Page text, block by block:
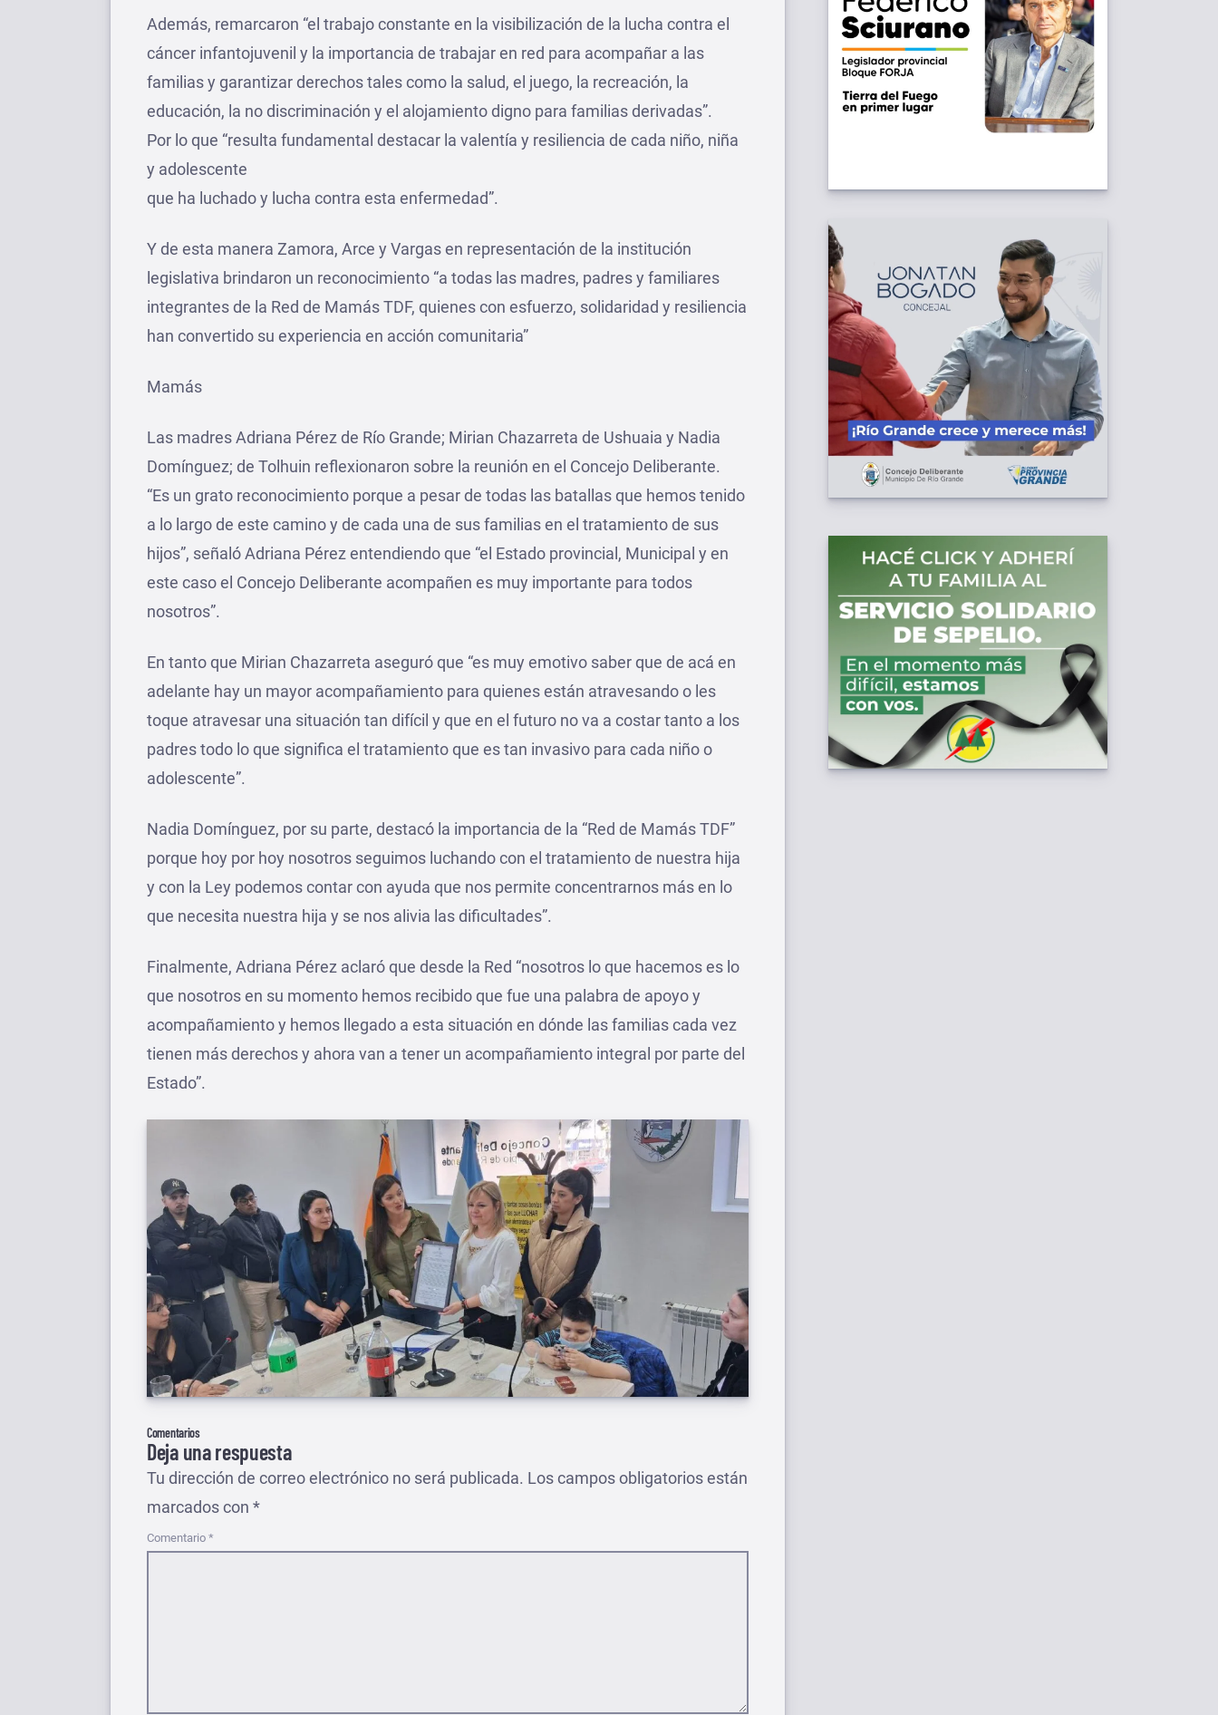
Además, remarcaron “el trabajo constante en la visibilización de la lucha contra el
cáncer infantojuvenil y la importancia de trabajar en red para acompañar a las
familias y garantizar derechos tales como la salud, el juego, la recreación, la
educación, la no discriminación y el alojamiento digno para familias derivadas”.
Por lo que “resulta fundamental destacar la valentía y resiliencia de cada niño, niña
y adolescente
que ha luchado y lucha contra esta enfermedad”.
Y de esta manera Zamora, Arce y Vargas en representación de la institución
legislativa brindaron un reconocimiento “a todas las madres, padres y familiares
integrantes de la Red de Mamás TDF, quienes con esfuerzo, solidaridad y resiliencia
han convertido su experiencia en acción comunitaria”
Mamás
Las madres Adriana Pérez de Río Grande; Mirian Chazarreta de Ushuaia y Nadia
Domínguez; de Tolhuin reflexionaron sobre la reunión en el Concejo Deliberante.
“Es un grato reconocimiento porque a pesar de todas las batallas que hemos tenido
a lo largo de este camino y de cada una de sus familias en el tratamiento de sus
hijos”, señaló Adriana Pérez entendiendo que “el Estado provincial, Municipal y en
este caso el Concejo Deliberante acompañen es muy importante para todos
nosotros”.
En tanto que Mirian Chazarreta aseguró que “es muy emotivo saber que de acá en
adelante hay un mayor acompañamiento para quienes están atravesando o les
toque atravesar una situación tan difícil y que en el futuro no va a costar tanto a los
padres todo lo que significa el tratamiento que es tan invasivo para cada niño o
adolescente”.
Nadia Domínguez, por su parte, destacó la importancia de la “Red de Mamás TDF”
porque hoy por hoy nosotros seguimos luchando con el tratamiento de nuestra hija
y con la Ley podemos contar con ayuda que nos permite concentrarnos más en lo
que necesita nuestra hija y se nos alivia las dificultades”.
Finalmente, Adriana Pérez aclaró que desde la Red “nosotros lo que hacemos es lo
que nosotros en su momento hemos recibido que fue una palabra de apoyo y
acompañamiento y hemos llegado a esta situación en dónde las familias cada vez
tienen más derechos y ahora van a tener un acompañamiento integral por parte del
Estado”.
Comentarios
Deja una respuesta
Tu dirección de correo electrónico no será publicada. Los campos obligatorios están
marcados con *
Comentario *